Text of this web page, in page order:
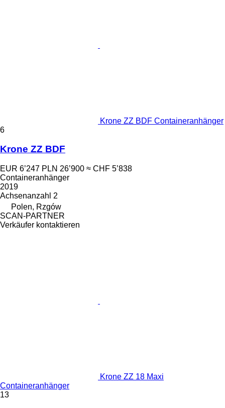
Krone ZZ BDF Containeranhänger
6
Krone ZZ BDF
EUR 6’247 PLN 26’900 ≈ CHF 5’838
Containeranhänger
2019
Achsenanzahl 2
Polen, Rzgów
SCAN-PARTNER
Verkäufer kontaktieren
Krone ZZ 18 Maxi
Containeranhänger
13